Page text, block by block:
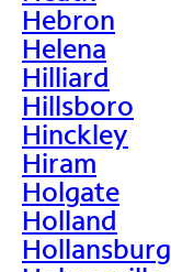
Hebron
Helena
Hilliard
Hillsboro
Hinckley
Hiram
Holgate
Holland
Hollansburg